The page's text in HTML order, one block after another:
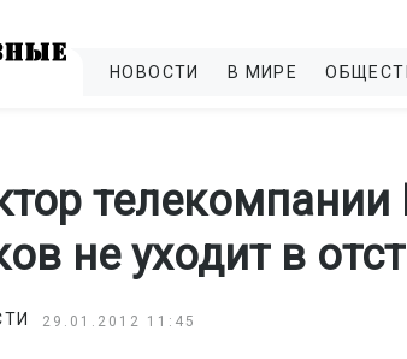
НОВОСТИ В МИРЕ
не уходит в
29.01.2012 11:45